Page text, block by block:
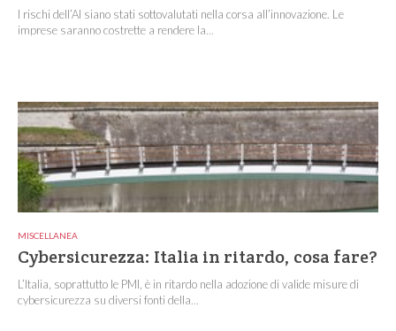
I rischi dell’AI siano stati sottovalutati nella corsa all’innovazione. Le
imprese saranno costrette a rendere la...
MISCELLANEA
Cybersicurezza: Italia in ritardo, cosa fare?
L’Italia, soprattutto le PMI, è in ritardo nella adozione di valide misure di
cybersicurezza su diversi fonti della...